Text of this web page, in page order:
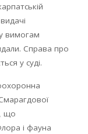
вимогам
Справа про
у суді.
що
і фауна